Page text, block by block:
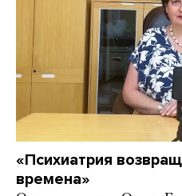
«Психиатрия
времена»